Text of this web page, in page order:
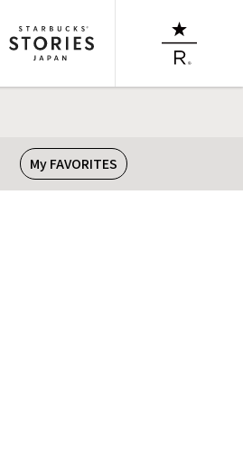
My FAVORITES